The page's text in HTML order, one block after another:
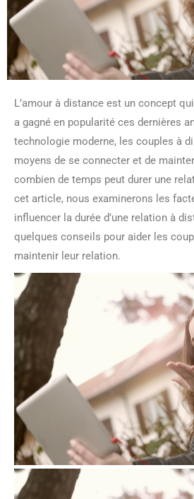
L’amour à distance est un concept
a gagné en popularité ces dernières
technologie moderne, les couples à
moyens de se connecter et de
combien de temps peut durer une
cet article, nous examinerons les
influencer la durée d’une relation à
quelques conseils pour aider les
maintenir leur relation.